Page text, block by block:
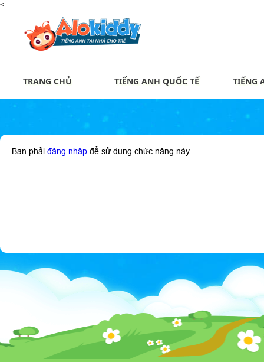
<
TRANG CHỦ TIẾNG ANH QUỐC TẾ TIẾNG
Bạn phải đăng nhập để sử dụng chức năng này